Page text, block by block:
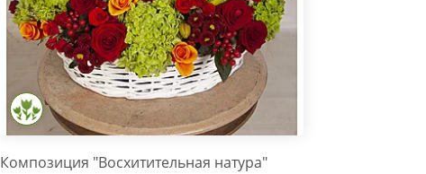
Композиция "Восхитительная натура"